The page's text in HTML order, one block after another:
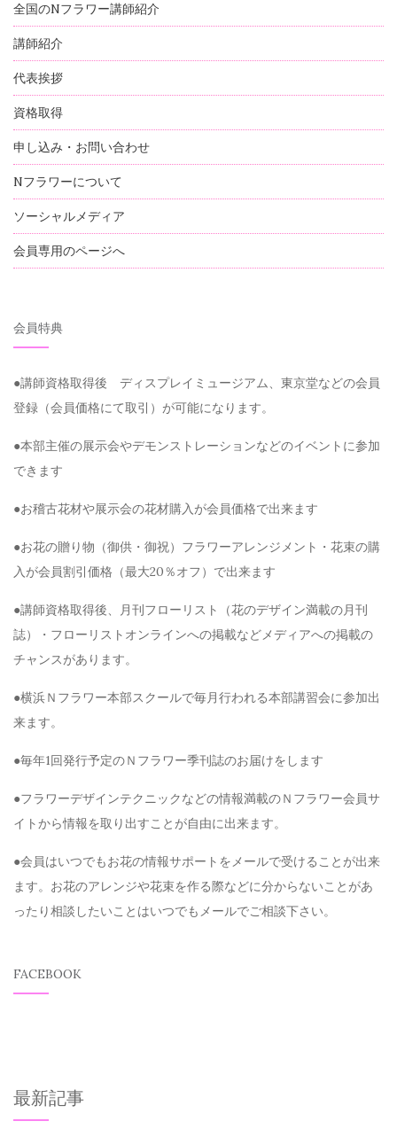
全国のNフラワー講師紹介
講師紹介
代表挨拶
資格取得
申し込み・お問い合わせ
Nフラワーについて
ソーシャルメディア
会員専用のページへ
会員特典
●講師資格取得後 ディスプレイミュージアム、東京堂などの会員
登録（会員価格にて取引）が可能になります。
●本部主催の展示会やデモンストレーションなどのイベントに参加
できます
●お稽古花材や展示会の花材購入が会員価格で出来ます
●お花の贈り物（御供・御祝）フラワーアレンジメント・花束の購
入が会員割引価格（最大20％オフ）で出来ます
●講師資格取得後、月刊フローリスト（花のデザイン満載の月刊
誌）・フローリストオンラインへの掲載などメディアへの掲載の
チャンスがあります。
●横浜Ｎフラワー本部スクールで毎月行われる本部講習会に参加出
来ます。
●毎年1回発行予定のＮフラワー季刊誌のお届けをします
●フラワーデザインテクニックなどの情報満載のＮフラワー会員サ
イトから情報を取り出すことが自由に出来ます。
●会員はいつでもお花の情報サポートをメールで受けることが出来
ます。お花のアレンジや花束を作る際などに分からないことがあ
ったり相談したいことはいつでもメールでご相談下さい。
FACEBOOK
最新記事